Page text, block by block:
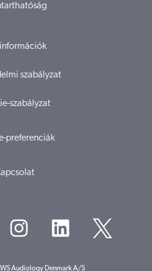
szabályzat
szabályzat
preferenciák
Audiology Denmark A/S